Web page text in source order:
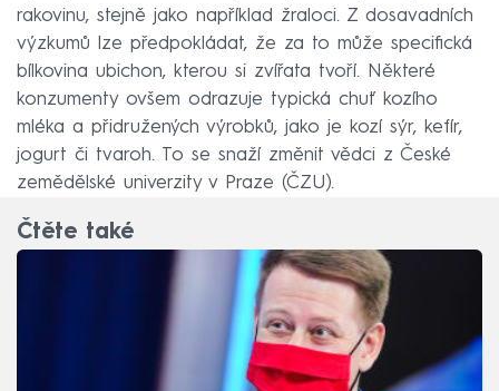
rakovinu, stejně jako například žraloci. Z dosavadních
výzkumů lze předpokládat, že za to může specifická
bílkovina ubichon, kterou si zvířata tvoří. Některé
konzumenty ovšem odrazuje typická chuť kozího
mléka a přidružených výrobků, jako je kozí sýr, kefír,
jogurt či tvaroh. To se snaží změnit vědci z České
zemědělské univerzity v ­Praze (ČZU).
Čtěte také